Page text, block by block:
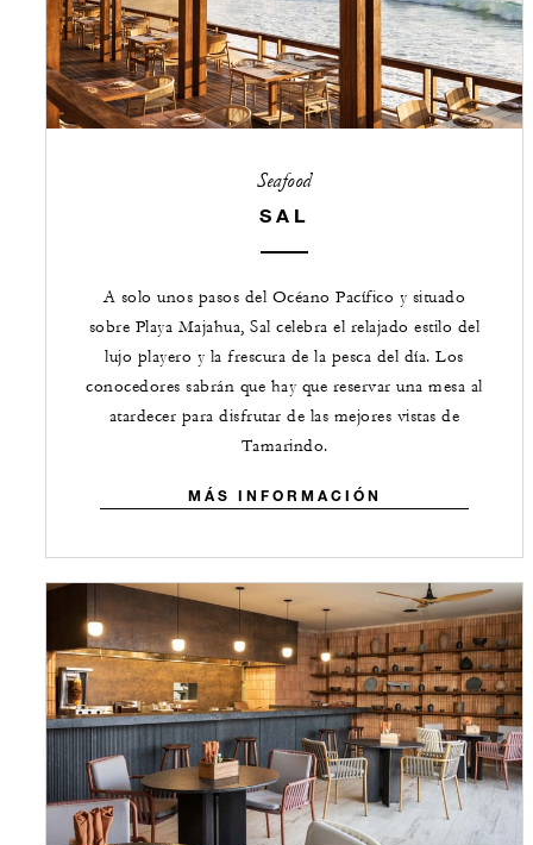
Seafood
SAL
A solo unos pasos del Océano Pacífico y situado
sobre Playa Majahua, Sal celebra el relajado estilo del
lujo playero y la frescura de la pesca del día. Los
conocedores sabrán que hay que reservar una mesa al
atardecer para disfrutar de las mejores vistas de
Tamarindo.
MÁS INFORMACIÓN